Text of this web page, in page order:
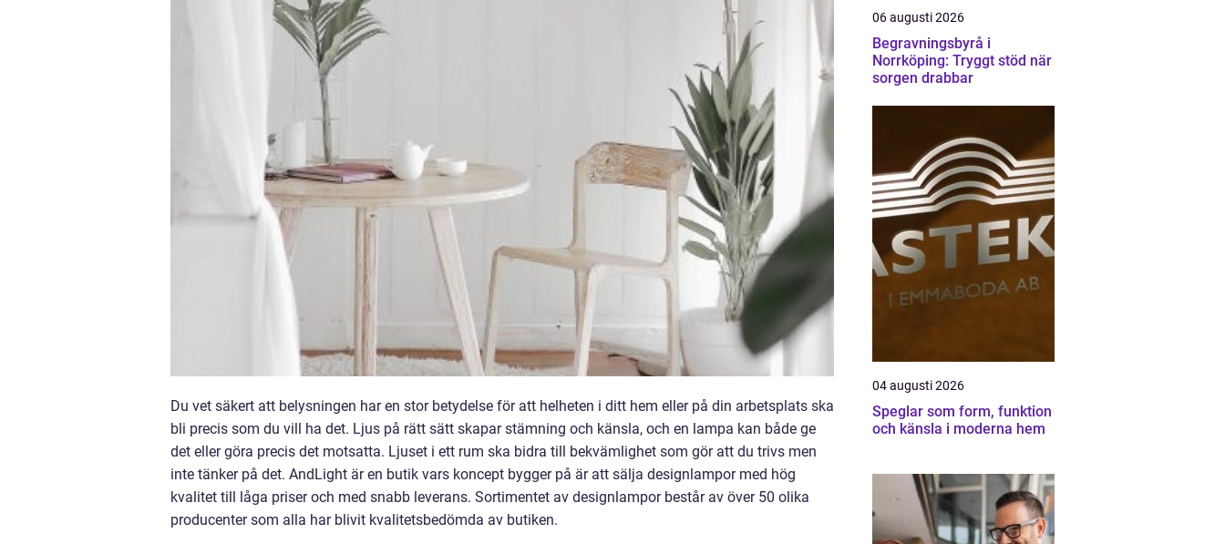
Du vet säkert att belysningen har en stor betydelse för att helheten i ditt hem eller på din arbetsplats ska
bli precis som du vill ha det. Ljus på rätt sätt skapar stämning och känsla, och en lampa kan både ge
det eller göra precis det motsatta. Ljuset i ett rum ska bidra till bekvämlighet som gör att du trivs men
inte tänker på det. AndLight är en butik vars koncept bygger på är att sälja designlampor med hög
kvalitet till låga priser och med snabb leverans. Sortimentet av designlampor består av över 50 olika
producenter som alla har blivit kvalitetsbedömda av butiken.
06 augusti 2026
Begravningsbyrå i
Norrköping: Tryggt stöd när
sorgen drabbar
04 augusti 2026
Speglar som form, funktion
och känsla i moderna hem